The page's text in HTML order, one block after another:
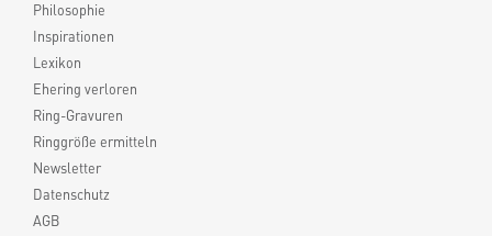
Philosophie
Inspirationen
Lexikon
Ehering verloren
Ring-Gravuren
Ringgröße ermitteln
Newsletter
Datenschutz
AGB